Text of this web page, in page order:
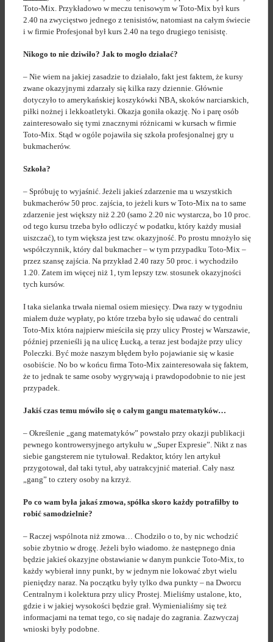
Toto-Mix. Przykładowo w meczu tenisowym w Toto-Mix był kurs
2.40 na zwycięstwo jednego z tenisistów, natomiast na całym świecie
i w firmie Profesjonał był kurs 2.40 na tego drugiego tenisistę.
Nikogo to nie dziwiło? Jak to mogło działać?
– Nie wiem na jakiej zasadzie to działało, fakt jest faktem, że kursy
zwane okazyjnymi zdarzały się kilka razy dziennie. Głównie
dotyczyło to amerykańskiej koszykówki NBA, skoków narciarskich,
piłki nożnej i lekkoatletyki. Okazja goniła okazję. No i parę osób
zainteresowało się tymi znacznymi różnicami w kursach w firmie
Toto-Mix. Stąd w ogóle pojawiła się szkoła profesjonalnej gry u
bukmacherów.
Szkoła?
– Spróbuję to wyjaśnić. Jeżeli jakieś zdarzenie ma u wszystkich
bukmacherów 50 proc. zajścia, to jeżeli kurs w Toto-Mix na to same
zdarzenie jest większy niż 2.20 (samo 2.20 nic wystarcza, bo 10 proc.
od tego kursu trzeba było odliczyć w podatku, który każdy musiał
uiszczać), to tym większa jest tzw. okazyjność. Po prostu mnożyło się
współczynnik, który dal bukmacher – w tym przypadku Toto-Mix –
przez szansę zajścia. Na przykład 2.40 razy 50 proc. i wychodziło
1.20. Zatem im więcej niż 1, tym lepszy tzw. stosunek okazyjności
tych kursów.
I taka sielanka trwała niemal osiem miesięcy. Dwa razy w tygodniu
miałem duże wypłaty, po które trzeba było się udawać do centrali
Toto-Mix która najpierw mieściła się przy ulicy Prostej w Warszawie,
później przenieśli ją na ulicę Łucką, a teraz jest bodajże przy ulicy
Poleczki. Być może naszym błędem było pojawianie się w kasie
osobiście. No bo w końcu firma Toto-Mix zainteresowała się faktem,
że to jednak te same osoby wygrywają i prawdopodobnie to nie jest
przypadek.
Jakiś czas temu mówiło się o całym gangu matematyków…
– Określenie „gang matematyków” powstało przy okazji publikacji
pewnego kontrowersyjnego artykułu w „Super Expresie”. Nikt z nas
siebie gangsterem nie tytułował. Redaktor, który len artykuł
przygotował, dał taki tytuł, aby uatrakcyjnić materiał. Cały nasz
„gang” to cztery osoby na krzyż.
Po co wam była jakaś zmowa, spółka skoro każdy potrafiłby to
robić samodzielnie?
– Raczej wspólnota niż zmowa… Chodziło o to, by nic wchodzić
sobie zbytnio w drogę. Jeżeli było wiadomo. że następnego dnia
będzie jakieś okazyjne obstawianie w danym punkcie Toto-Mix, to
każdy wybierał inny punkt, by w jednym nie lokować zbyt wielu
pieniędzy naraz. Na początku były tylko dwa punkty – na Dworcu
Centralnym i kolektura przy ulicy Prostej. Mieliśmy ustalone, kto,
gdzie i w jakiej wysokości będzie grał. Wymienialiśmy się też
informacjami na temat tego, co się nadaje do zagrania. Zazwyczaj
wnioski były podobne.